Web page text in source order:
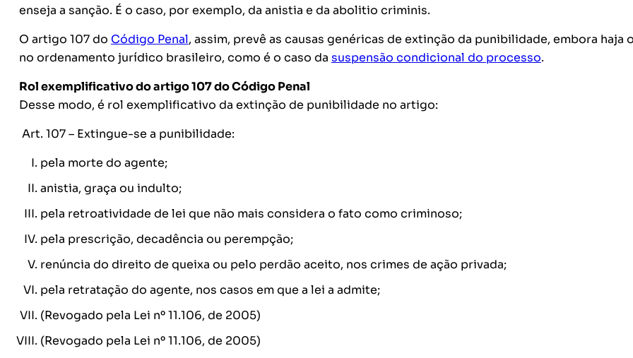
enseja a sanção. É o caso, por exemplo, da anistia e da abolitio criminis.
O artigo 107 do Código Penal, assim, prevê as causas genéricas de extinção da punibilidade, embora haja
no ordenamento jurídico brasileiro, como é o caso da suspensão condicional do processo.
Rol exemplificativo do artigo 107 do Código Penal
Desse modo, é rol exemplificativo da extinção de punibilidade no artigo:
Art. 107 – Extingue-se a punibilidade:
pela morte do agente;
anistia, graça ou indulto;
pela retroatividade de lei que não mais considera o fato como criminoso;
pela prescrição, decadência ou perempção;
renúncia do direito de queixa ou pelo perdão aceito, nos crimes de ação privada;
pela retratação do agente, nos casos em que a lei a admite;
(Revogado pela Lei nº 11.106, de 2005)
(Revogado pela Lei nº 11.106, de 2005)